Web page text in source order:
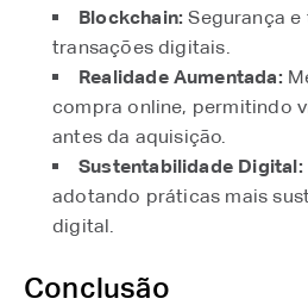
Blockchain: Segurança
transações digitais.
Realidade Aumentada:
compra online, permitindo
antes da aquisição.
Sustentabilidade Digital:
adotando práticas mais
digital.
Conclusão